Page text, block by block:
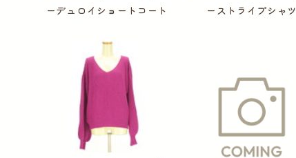
ーデュロイショートコート
ーストライプシャツ